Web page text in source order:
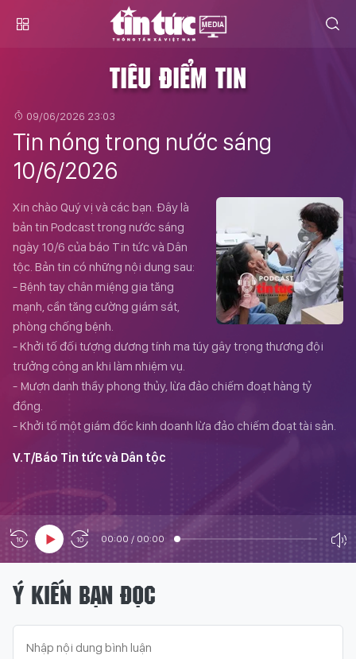
TIÊU ĐIỂM TIN
09/06/2026 23:03
Tin nóng trong nước sáng
10/6/2026
Xin chào Quý vị và các bạn. Đây là
bản tin Podcast trong nước sáng
ngày 10/6 của báo Tin tức và Dân
tộc. Bản tin có những nội dung sau:
- Bệnh tay chân miệng gia tăng
mạnh, cần tăng cường giám sát,
phòng chống bệnh.
- Khởi tố đối tượng dương tính ma túy gây trọng thương đội
trưởng công an khi làm nhiệm vụ.
- Mượn danh thầy phong thủy, lừa đảo chiếm đoạt hàng tỷ
đồng.
- Khởi tố một giám đốc kinh doanh lừa đảo chiếm đoạt tài sản.
V.T/Báo Tin tức và Dân tộc
00:00 / 00:00
Ý KIẾN BẠN ĐỌC